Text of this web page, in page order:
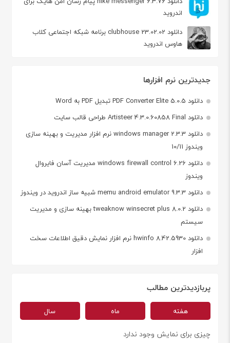
اندروید
دانلود clubhouse 23.02.02 برنامه شبکه اجتماعی کلاب
هاوس اندروید
جدیدترین نرم افزارها
دانلود PDF Converter Elite 5.0.5 تبدیل PDF به Word
دانلود Artisteer 4.3.0.60858 Final طراحی قالب سایت
دانلود windows manager 2.3.3 نرم افزار مدیریت و بهینه سازی
ویندوز 10/11
دانلود windows firewall control 6.26 مدیریت آسان فایروال
ویندوز
دانلود memu android emulator 9.3.3 شبیه ساز اندروید در ویندوز
دانلود tweaknow winsecret plus 8.0.2 بهینه سازی و مدیریت
سیستم
دانلود hwinfo 8.42.5930 نرم افزار نمایش دقیق اطلاعات سخت
افزار
پربازدیدترین مطالب
هفته ماه سال
چیزی برای نمایش وجود ندارد